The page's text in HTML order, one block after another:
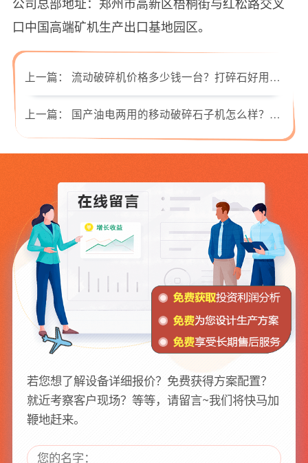
口中国高端矿机生产出口基地园区。
上一篇： 流动破碎机价格多少钱一台？打碎石好用吗？
上一篇： 国产油电两用的移动破碎石子机怎么样？多少钱能买到？
若您想了解设备详细报价？免费获得方案配置？
就近考察客户现场？等等，请留言~我们将快马加
鞭地赶来。